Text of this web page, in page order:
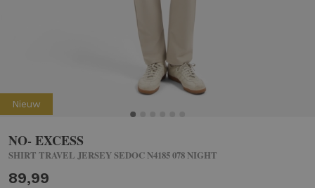
Nieuw
NO- EXCESS
SHIRT TRAVEL JERSEY SEDOC N4185 078 NIGHT
89,99